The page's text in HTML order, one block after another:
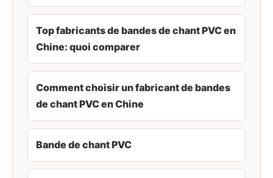
Top fabricants de bandes de chant PVC en
Chine: quoi comparer
Comment choisir un fabricant de bandes
de chant PVC en Chine
Bande de chant PVC